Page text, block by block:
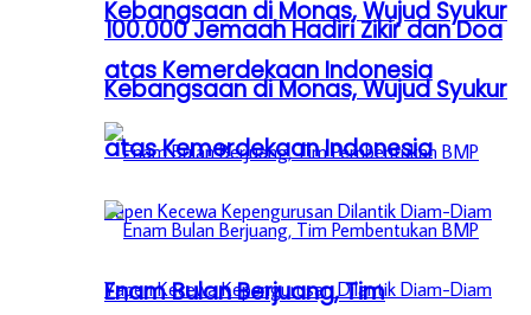
Kebangsaan di Monas, Wujud Syukur
atas Kemerdekaan Indonesia
Enam Bulan Berjuang, Tim
100.000 Jemaah Hadiri Zikir dan Doa
Kebangsaan di Monas, Wujud Syukur
atas Kemerdekaan Indonesia